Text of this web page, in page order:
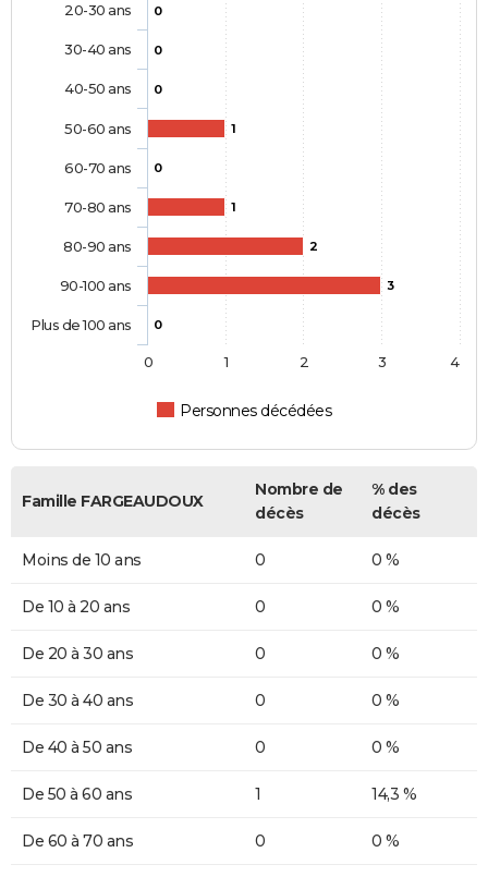
0
0
0
1
0
1
2
3
0
Personnes décédées
20-30 ans
30-40 ans
40-50 ans
50-60 ans
60-70 ans
70-80 ans
80-90 ans
90-100 ans
Plus de 100 ans
0 1 2 3 4
Famille FARGEAUDOUX
Nombre de
décès
% des
décès
Moins de 10 ans 0 0 %
De 10 à 20 ans 0 0 %
De 20 à 30 ans 0 0 %
De 30 à 40 ans 0 0 %
De 40 à 50 ans 0 0 %
De 50 à 60 ans 1 14,3 %
De 60 à 70 ans 0 0 %